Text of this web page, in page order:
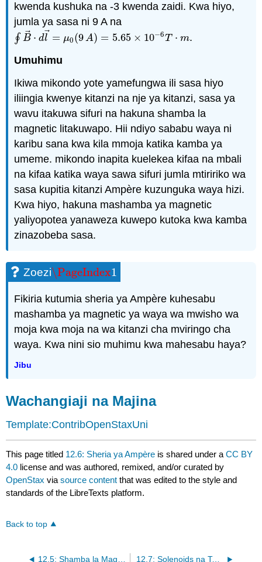
kwenda kushuka na -3 kwenda zaidi. Kwa hiyo,
jumla ya sasa ni 9 A na
∮ B⃗ ⋅ dl ⃗ = μ0(9A) = 5.65 × 10−6T ⋅ m
∮B→ ⋅dl →=μ0(9A) =5.65×10 −6T⋅m
.
Umuhimu
Ikiwa mikondo yote yamefungwa ili sasa hiyo
iliingia kwenye kitanzi na nje ya kitanzi, sasa ya
wavu itakuwa sifuri na hakuna shamba la
magnetic litakuwapo. Hii ndiyo sababu waya ni
karibu sana kwa kila mmoja katika kamba ya
umeme. mikondo inapita kuelekea kifaa na mbali
na kifaa katika waya sawa sifuri jumla mtiririko wa
sasa kupitia kitanzi Ampère kuzunguka waya hizi.
Kwa hiyo, hakuna mashamba ya magnetic
yaliyopotea yanaweza kuwepo kutoka kwa kamba
zinazobeba sasa.
Zoezi\PageIndex1
\PageIndex1
Fikiria kutumia sheria ya Ampère kuhesabu
mashamba ya magnetic ya waya wa mwisho wa
moja kwa moja na wa kitanzi cha mviringo cha
waya. Kwa nini sio muhimu kwa mahesabu haya?
Jibu
Wachangiaji na Majina
Template:ContribOpenStaxUni
This page titled 12.6: Sheria ya Ampère is shared under aCC BY
4.0 license and was authored, remixed, and/or curated by
OpenStax viasource content that was edited to the style and
standards of the LibreTexts platform.
Back to top
12.7: Solenoids na Toroids